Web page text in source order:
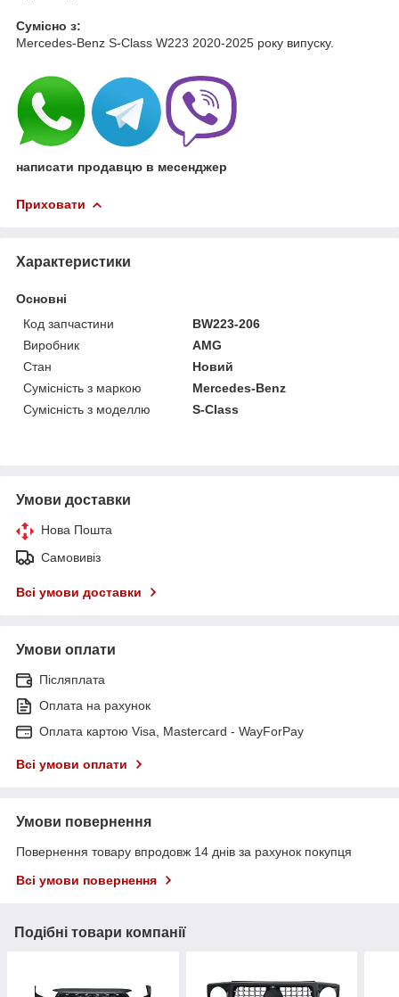
Cумісно з:
Mercedes-Benz S-Class W223 2020-2025 року випуску.
написати продавцю в месенджер
Приховати
Характеристики
Основні
Код запчастини
BW223-206
Виробник
AMG
Стан
Новий
Сумісність з маркою
Mercedes-Benz
Сумісність з моделлю
S-Class
Умови доставки
Нова Пошта
Самовивіз
Всі умови доставки
Умови оплати
Післяплата
Оплата на рахунок
Оплата картою Visa, Mastercard - WayForPay
Всі умови оплати
Умови повернення
Повернення товару впродовж 14 днів за рахунок покупця
Всі умови повернення
Подібні товари компанії